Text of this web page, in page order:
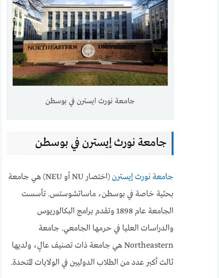
جامعة نورث ايسترن في بوسطن
جامعة نورث إيسترن في بوسطن
جامعة نورث إيسترن
(اختصار NU أو NEU) هي جامعة
بحثية خاصة في بوسطن، ماساتشوستس. تأسست
الجامعة عام 1898 وتقدم برامج البكالوريوس
والدراسات العليا في حرمها الجامعي. جامعة
Northeastern هي جامعة ذات تصنيف عالٍ، ولديها
ثالث أكبر عدد من الطلاب الدوليين في الولايات المتحدة.